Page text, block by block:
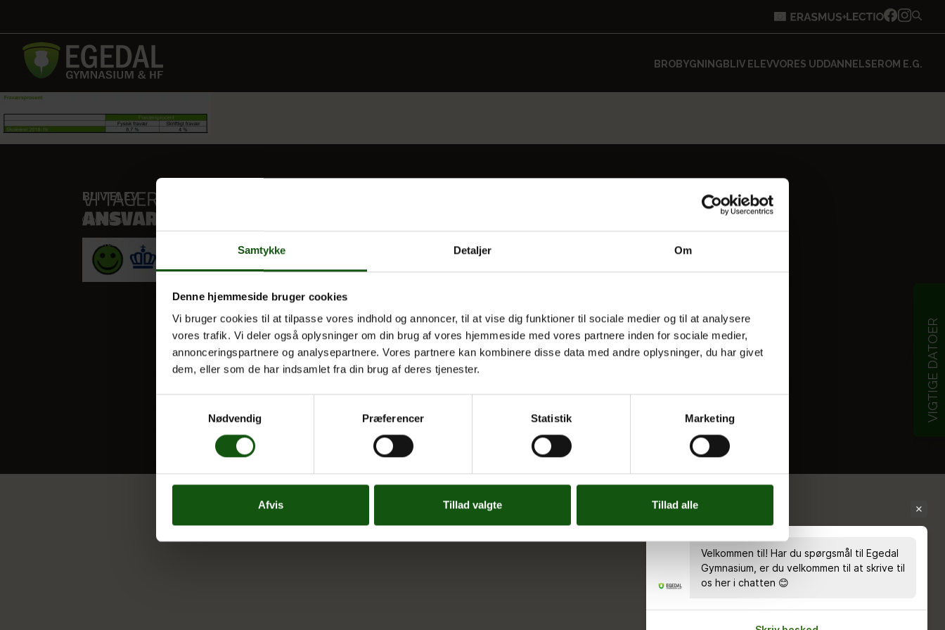
Samtykke Detaljer Om
Denne hjemmeside bruger cookies
Vi bruger cookies til at tilpasse vores indhold og annoncer, til at vise dig funktioner til sociale medier og til at analysere
vores trafik. Vi deler også oplysninger om din brug af vores hjemmeside med vores partnere inden for sociale medier,
annonceringspartnere og analysepartnere. Vores partnere kan kombinere disse data med andre oplysninger, du har givet
dem, eller som de har indsamlet fra din brug af deres tjenester.
Nødvendig
Præferencer Statistik Marketing
Afvis Tillad valgte Tillad alle
BROBYGNING BLIV ELEVVORES UDDANNELSEROM E.G.
VIGTIGE DATOER
BLIV ELEV
Optagelse
Til forældre
Cookiepolitik
Tilgængelighedserklæring
Velkommen til! Har du spørgsmål til Egedal
Gymnasium, er du velkommen til at skrive til
os her i chatten 😊